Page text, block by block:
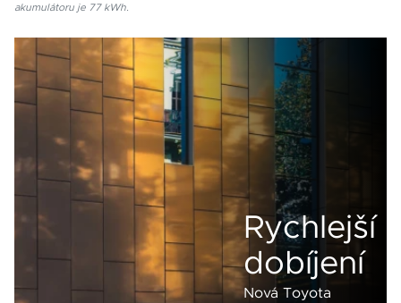
akumulátoru je 77 kWh.
Rychlejší
dobíjení
Nová Toyota